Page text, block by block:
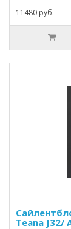
11480 руб.
Teana J32/